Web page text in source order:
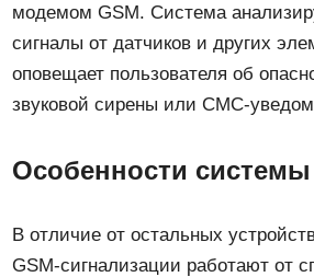
модемом GSM. Система
сигналы от датчиков и других
оповещает пользователя об
звуковой сирены или СМС-
Особенности системы
В отличие от остальных
GSM-сигнализации работают от